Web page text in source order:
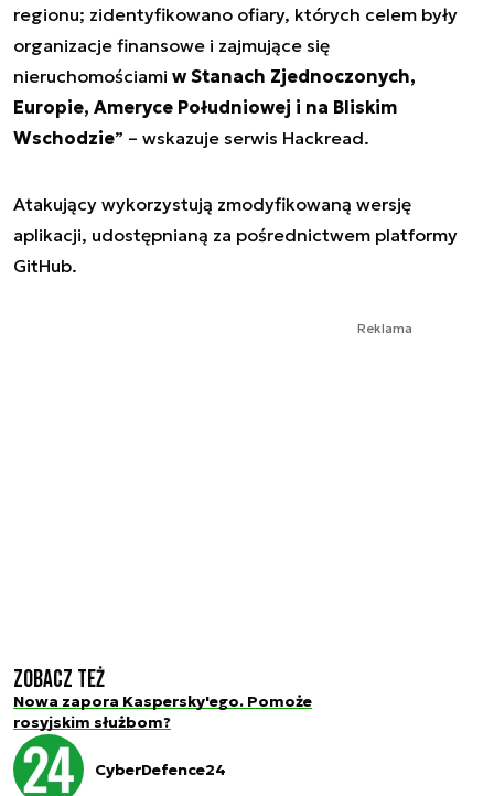
regionu; zidentyfikowano ofiary, których celem były
organizacje finansowe i zajmujące się
nieruchomościami w Stanach Zjednoczonych,
Europie, Ameryce Południowej i na Bliskim
Wschodzie” – wskazuje serwis Hackread.
Atakujący wykorzystują zmodyfikowaną wersję
aplikacji, udostępnianą za pośrednictwem platformy
GitHub.
Reklama
Zobacz też
Nowa zapora Kaspersky'ego. Pomoże
rosyjskim służbom?
CyberDefence24